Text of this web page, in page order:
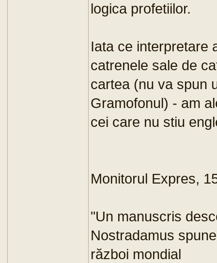
logica profetiilor.
Iata ce interpretare
catrenele sale de
cartea (nu va spun
Gramofonul) - am
cei care nu stiu
Monitorul Expres,
"Un manuscris
Nostradamus
război mondial